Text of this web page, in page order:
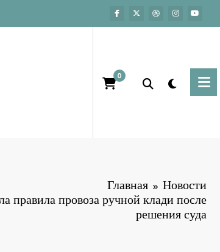
0
Главная
Новости
правила провоза ручной клади после
решения суда